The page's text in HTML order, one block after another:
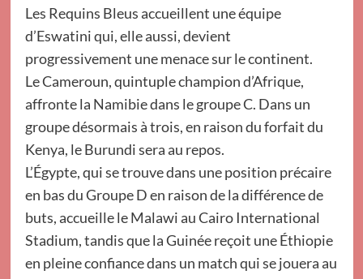
Les Requins Bleus accueillent une équipe
d’Eswatini qui, elle aussi, devient
progressivement une menace sur le continent.
Le Cameroun, quintuple champion d’Afrique,
affronte la Namibie dans le groupe C. Dans un
groupe désormais à trois, en raison du forfait du
Kenya, le Burundi sera au repos.
L’Égypte, qui se trouve dans une position précaire
en bas du Groupe D en raison de la différence de
buts, accueille le Malawi au Cairo International
Stadium, tandis que la Guinée reçoit une Éthiopie
en pleine confiance dans un match qui se jouera au